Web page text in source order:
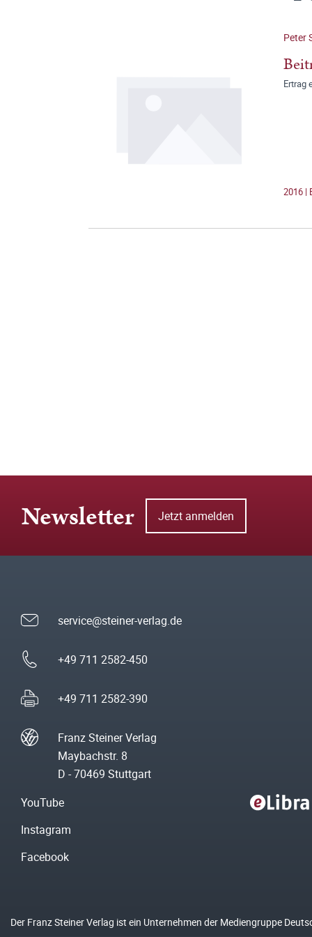
Peter
Ertrag
2016 |
Newsletter Jetzt anmelden
service@steiner-verlag.de
+49 711 2582-450
+49 711 2582-390
Franz Steiner Verlag
Maybachstr. 8
D - 70469 Stuttgart
YouTube
Instagram
Facebook
Der Franz Steiner Verlag ist ein Unternehmen der Mediengruppe